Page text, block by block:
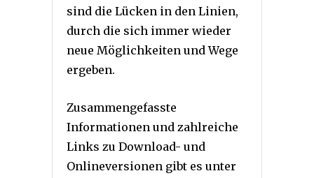
sind die Lücken in den Linien,
durch die sich immer wieder
neue Möglichkeiten und Wege
ergeben.
Zusammengefasste
Informationen und zahlreiche
Links zu Download- und
Onlineversionen gibt es unter